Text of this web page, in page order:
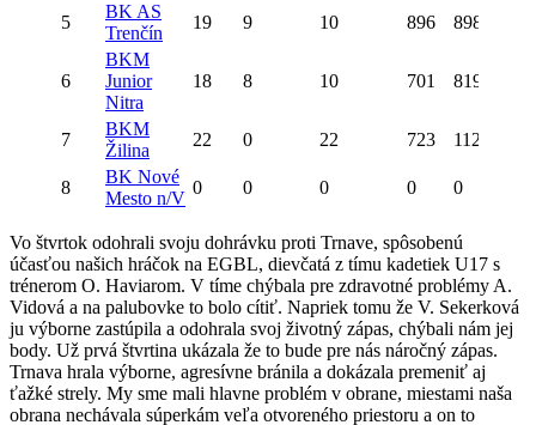
5
BK AS
Trenčín
19 9 10 896 898
6
BKM
Junior
Nitra
18 8 10 701 819
7
BKM
Žilina
22 0 22 723 1128
8
BK Nové
Mesto n/V
0 0 0 0 0
Vo štvrtok odohrali svoju dohrávku proti Trnave, spôsobenú
účasťou našich hráčok na EGBL, dievčatá z tímu kadetiek U17 s
trénerom O. Haviarom. V tíme chýbala pre zdravotné problémy A.
Vidová a na palubovke to bolo cítiť. Napriek tomu že V. Sekerková
ju výborne zastúpila a odohrala svoj životný zápas, chýbali nám jej
body. Už prvá štvrtina ukázala že to bude pre nás náročný zápas.
Trnava hrala výborne, agresívne bránila a dokázala premeniť aj
ťažké strely. My sme mali hlavne problém v obrane, miestami naša
obrana nechávala súperkám veľa otvoreného priestoru a on to